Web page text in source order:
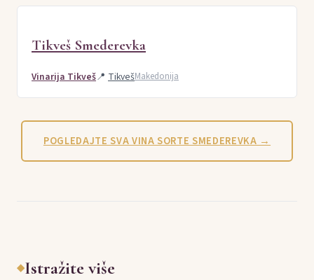
Tikveš Smederevka
Vinarija Tikveš📍 TikvešMakedonija
POGLEDAJTE SVA VINA SORTE SMEDEREVKA →
◆Istražite više